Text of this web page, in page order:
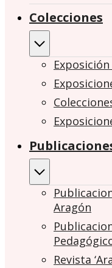
Colecciones
Aragón
Revista